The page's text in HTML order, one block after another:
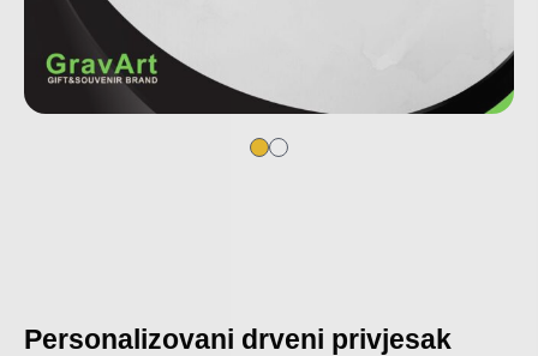
Personalizovani drveni privjesak